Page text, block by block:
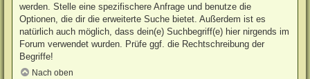
werden. Stelle eine spezifischere Anfrage und benutze die
Optionen, die dir die erweiterte Suche bietet. Außerdem ist es
natürlich auch möglich, dass dein(e) Suchbegriff(e) hier nirgends im
Forum verwendet wurden. Prüfe ggf. die Rechtschreibung der
Begriffe!
Nach oben